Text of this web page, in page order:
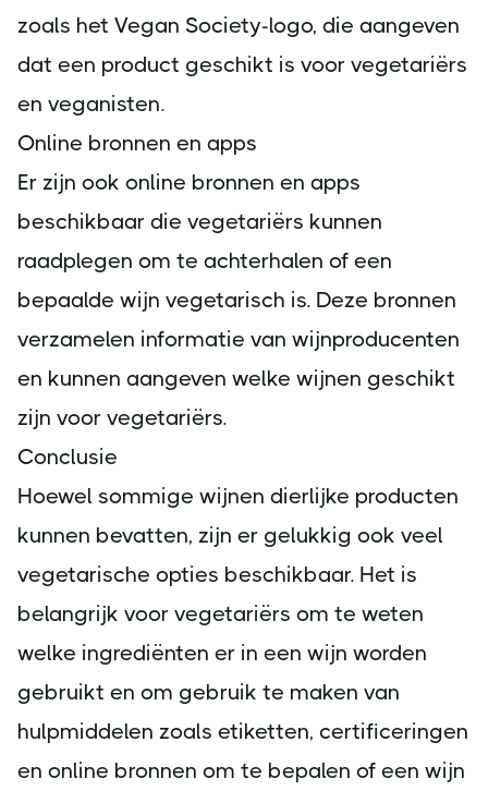
zoals het Vegan Society-logo, die aangeven
dat een product geschikt is voor vegetariërs
en veganisten.
Online bronnen en apps
Er zijn ook online bronnen en apps
beschikbaar die vegetariërs kunnen
raadplegen om te achterhalen of een
bepaalde wijn vegetarisch is. Deze bronnen
verzamelen informatie van wijnproducenten
en kunnen aangeven welke wijnen geschikt
zijn voor vegetariërs.
Conclusie
Hoewel sommige wijnen dierlijke producten
kunnen bevatten, zijn er gelukkig ook veel
vegetarische opties beschikbaar. Het is
belangrijk voor vegetariërs om te weten
welke ingrediënten er in een wijn worden
gebruikt en om gebruik te maken van
hulpmiddelen zoals etiketten, certificeringen
en online bronnen om te bepalen of een wijn